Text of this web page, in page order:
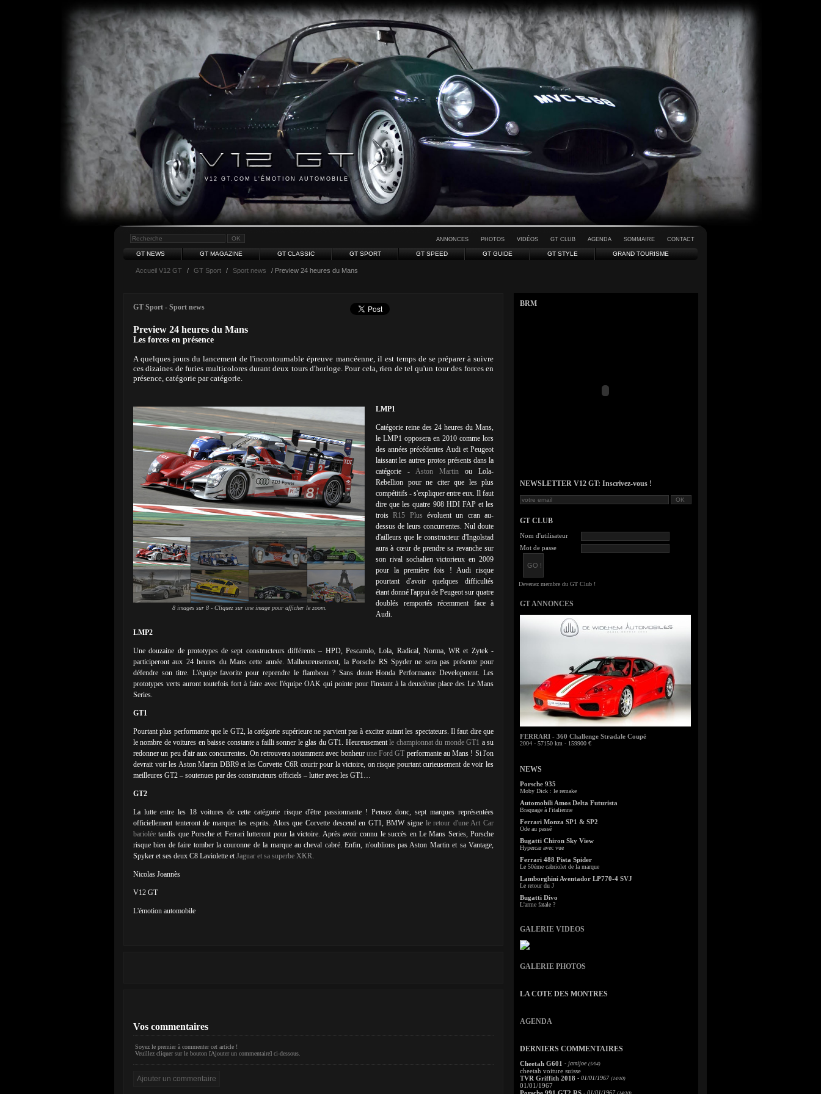
V12 GT.COM L'ÉMOTION AUTOMOBILE
ANNONCES PHOTOS VIDÉOS GT CLUB AGENDA SOMMAIRE CONTACT
GT NEWS GT MAGAZINE GT CLASSIC GT SPORT GT SPEED GT GUIDE GT STYLE GRAND TOURISME
Accueil V12 GT / GT Sport / Sport news / Preview 24 heures du Mans
GT Sport - Sport news
Preview 24 heures du Mans
Les forces en présence
A quelques jours du lancement de l'incontournable épreuve mancéenne, il est temps de se préparer à suivre
ces dizaines de furies multicolores durant deux tours d'horloge. Pour cela, rien de tel qu'un tour des forces en
présence, catégorie par catégorie.
8 images sur 8 - Cliquez sur une image pour afficher le zoom.
LMP1
Catégorie reine des 24 heures du Mans,
le LMP1 opposera en 2010 comme lors
des années précédentes Audi et Peugeot
laissant les autres protos présents dans la
catégorie - Aston Martin ou Lola-
Rebellion pour ne citer que les plus
compétitifs - s'expliquer entre eux. Il faut
dire que les quatre 908 HDI FAP et les
troisR15 Plus évoluent un cran au-
dessus de leurs concurrentes. Nul doute
d'ailleurs que le constructeur d'Ingolstad
aura à cœur de prendre sa revanche sur
son rival sochalien victorieux en 2009
pour la première fois ! Audi risque
pourtant d'avoir quelques difficultés
étant donné l'appui de Peugeot sur quatre
doublés remportés récemment face à
Audi.
LMP2
Une douzaine de prototypes de sept constructeurs différents – HPD, Pescarolo, Lola, Radical, Norma, WR et Zytek -
participeront aux 24 heures du Mans cette année. Malheureusement, la Porsche RS Spyder ne sera pas présente pour
défendre son titre. L'équipe favorite pour reprendre le flambeau ? Sans doute Honda Performance Development. Les
prototypes verts auront toutefois fort à faire avec l'équipe OAK qui pointe pour l'instant à la deuxième place des Le Mans
Series.
GT1
Pourtant plus performante que le GT2, la catégorie supérieure ne parvient pas à exciter autant les spectateurs. Il faut dire que
le nombre de voitures en baisse constante a failli sonner le glas du GT1. Heureusementle championnat du monde GT1 a su
redonner un peu d'air aux concurrentes. On retrouvera notamment avec bonheur une Ford GT performante au Mans ! Si l'on
devrait voir les Aston Martin DBR9 et les Corvette C6R courir pour la victoire, on risque pourtant curieusement de voir les
meilleures GT2 – soutenues par des constructeurs officiels – lutter avec les GT1…
GT2
La lutte entre les 18 voitures de cette catégorie risque d'être passionnante ! Pensez donc, sept marques représentées
officiellement tenteront de marquer les esprits. Alors que Corvette descend en GT1, BMW signe le retour d'une Art Car
bariolée tandis que Porsche et Ferrari lutteront pour la victoire. Après avoir connu le succès en Le Mans Series, Porsche
risque bien de faire tomber la couronne de la marque au cheval cabré. Enfin, n'oublions pas Aston Martin et sa Vantage,
Spyker et ses deux C8 Laviolette etJaguar et sa superbe XKR.
Nicolas Joannès
V12 GT
L'émotion automobile
Vos commentaires
Soyez le premier à commenter cet article !
Veuillez cliquer sur le bouton [Ajouter un commentaire] ci-dessous.
BRM
NEWSLETTER V12 GT: Inscrivez-vous !
GT CLUB
Nom d'utilisateur
Mot de passe
GT ANNONCES
FERRARI - 360 Challenge Stradale Coupé
2004 - 57150 km - 159900 €
NEWS
Porsche 935
Moby Dick : le remake
Automobili Amos Delta Futurista
Braquage à l'italienne
Ferrari Monza SP1 & SP2
Ode au passé
Bugatti Chiron Sky View
Hypercar avec vue
Ferrari 488 Pista Spider
Le 50ème cabriolet de la marque
Lamborghini Aventador LP770-4 SVJ
Le retour du J
Bugatti Divo
L'arme fatale ?
GALERIE VIDEOS
GALERIE PHOTOS
LA COTE DES MONTRES
AGENDA
DERNIERS COMMENTAIRES
Cheetah G601 - jamijoe (5/04)
cheetah voiture suisse
TVR Griffith 2018 - 01/01/1967 (14/10)
01/01/1967
- 01/01/1967